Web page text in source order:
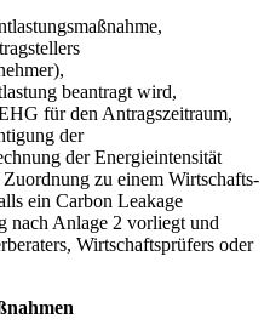
beantragt wird,
für den Antragszeitraum,
der
der Energieintensität
zu einem Wirtschafts-
ein Carbon Leakage
nach Anlage 2 vorliegt und
Wirtschaftsprüfers oder